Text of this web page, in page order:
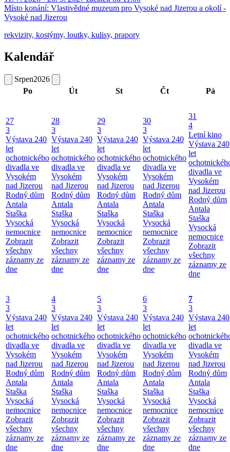
Místo konání: Vlastivědné muzeum pro Vysoké nad Jizerou a okolí -
Vysoké nad Jizerou
rekvizity, kostýmy, loutky, kulisy, prapory
Kalendář
Srpen2026
Po
Út St Čt Pá
27
3
Výstava 240
let
ochotnického
divadla ve
Vysokém
nad Jizerou
Rodný dům
Antala
Staška
Vysocká
nemocnice
Zobrazit
všechny
záznamy ze
dne
28
3
Výstava 240
let
ochotnického
divadla ve
Vysokém
nad Jizerou
Rodný dům
Antala
Staška
Vysocká
nemocnice
Zobrazit
všechny
záznamy ze
dne
29
3
Výstava 240
let
ochotnického
divadla ve
Vysokém
nad Jizerou
Rodný dům
Antala
Staška
Vysocká
nemocnice
Zobrazit
všechny
záznamy ze
dne
30
3
Výstava 240
let
ochotnického
divadla ve
Vysokém
nad Jizerou
Rodný dům
Antala
Staška
Vysocká
nemocnice
Zobrazit
všechny
záznamy ze
dne
31
4
Letní kino
Výstava 240
let
divadla ve
Vysokém
nad Jizerou
Rodný dům
Antala
Staška
Vysocká
nemocnice
Zobrazit
všechny
záznamy ze
dne
3
3
Výstava 240
let
ochotnického
divadla ve
Vysokém
nad Jizerou
Rodný dům
Antala
Staška
Vysocká
nemocnice
Zobrazit
všechny
záznamy ze
dne
4
3
Výstava 240
let
ochotnického
divadla ve
Vysokém
nad Jizerou
Rodný dům
Antala
Staška
Vysocká
nemocnice
Zobrazit
všechny
záznamy ze
dne
5
3
Výstava 240
let
ochotnického
divadla ve
Vysokém
nad Jizerou
Rodný dům
Antala
Staška
Vysocká
nemocnice
Zobrazit
všechny
záznamy ze
dne
6
3
Výstava 240
let
ochotnického
divadla ve
Vysokém
nad Jizerou
Rodný dům
Antala
Staška
Vysocká
nemocnice
Zobrazit
všechny
záznamy ze
dne
7
3
Výstava 240
let
divadla ve
Vysokém
nad Jizerou
Rodný dům
Antala
Staška
Vysocká
nemocnice
Zobrazit
všechny
záznamy ze
dne